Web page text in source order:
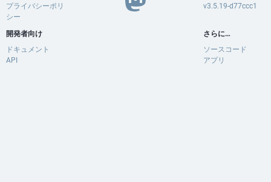
プライバシーポリ
シー
開発者向け
ドキュメント
API
v3.5.19-d77ccc1
さらに…
ソースコード
アプリ